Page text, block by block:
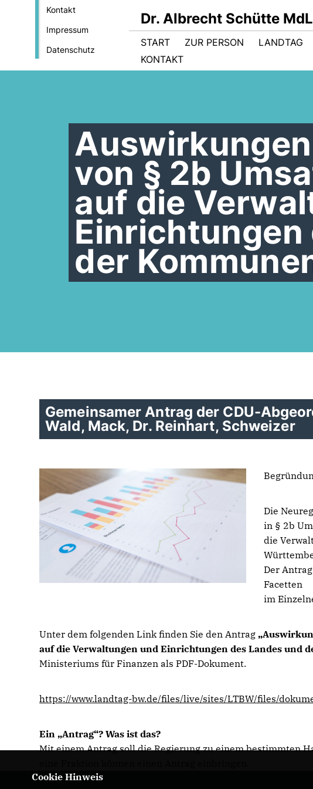
Kontakt
Impressum
Datenschutz
Dr. Albrecht Schütte MdL
START ZUR PERSON LANDTAG
KONTAKT
von § 2b
auf die
Einrichtungen
der
Gemeinsamer Antrag der CDU-
Wald, Mack, Dr. Reinhart, Schweizer
Die
in § 2b
die
Der
Facetten
im
Unter dem folgenden Link finden Sie den Antrag
auf die Verwaltungen und Einrichtungen des Landes und
Ministeriums für Finanzen als PDF-Dokument.
https://www.landtag-bw.de/files/live/sites/LTBW/files/
Ein „Antrag“? Was ist das?
Mit einem Antrag soll die Regierung zu einem bestimmten
Cookie Hinweis